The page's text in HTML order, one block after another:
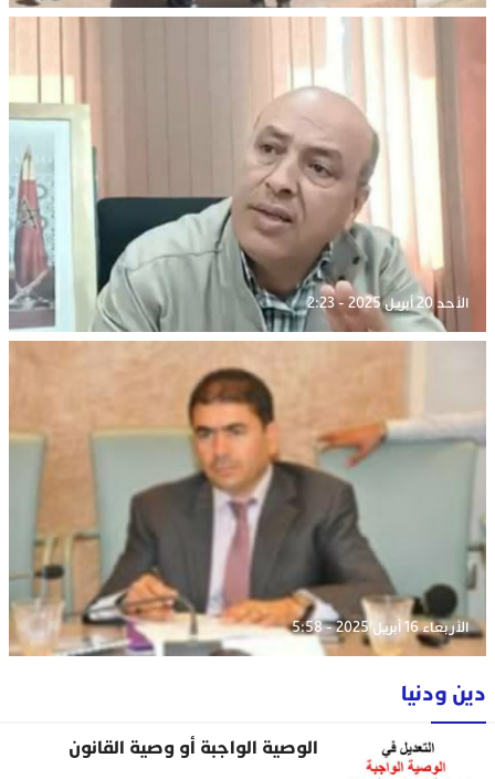
الأحد 20 أبريل 2025 - 2:23
الأربعاء 16 أبريل 2025 - 5:58
دين ودنيا
الوصية الواجبة أو وصية القانون